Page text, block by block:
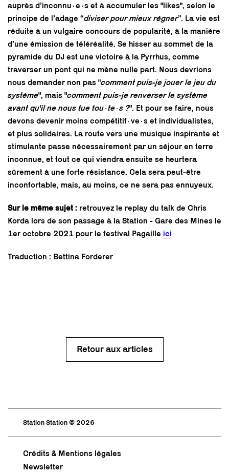
auprès d’inconnu·e·s et à accumuler les "likes", selon le
principe de l’adage “diviser pour mieux régner”. La vie est
réduite à un vulgaire concours de popularité, à la manière
d’une émission de téléréalité. Se hisser au sommet de la
pyramide du DJ est une victoire à la Pyrrhus, comme
traverser un pont qui ne mène nulle part. Nous devrions
nous demander non pas "comment puis-je jouer le jeu du
système", mais "comment puis-je renverser le système
avant qu'il ne nous tue tou·te·s ?". Et pour se faire, nous
devons devenir moins compétitif·ve·s et individualistes,
et plus solidaires. La route vers une musique inspirante et
stimulante passe nécessairement par un séjour en terre
inconnue, et tout ce qui viendra ensuite se heurtera
sûrement à une forte résistance. Cela sera peut-être
inconfortable, mais, au moins, ce ne sera pas ennuyeux.
Sur le même sujet : retrouvez le replay du talk de Chris
Korda lors de son passage à la Station - Gare des Mines le
1er octobre 2021 pour le festival Pagaille ici
Traduction : Bettina Forderer
Retour aux articles
Station Station © 2026
Crédits & Mentions légales
Newsletter